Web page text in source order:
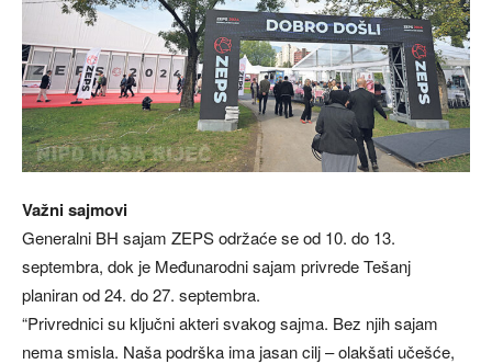
Važni sajmovi
Generalni BH sajam ZEPS održaće se od 10. do 13.
septembra, dok je Međunarodni sajam privrede Tešanj
planiran od 24. do 27. septembra.
“Privrednici su ključni akteri svakog sajma. Bez njih sajam
nema smisla. Naša podrška ima jasan cilj – olakšati učešće,